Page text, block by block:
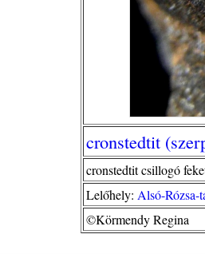
cronstedtit
cronstedtit csillogó
Lelőhely: Alsó-Rózsa-
©Körmendy Regina